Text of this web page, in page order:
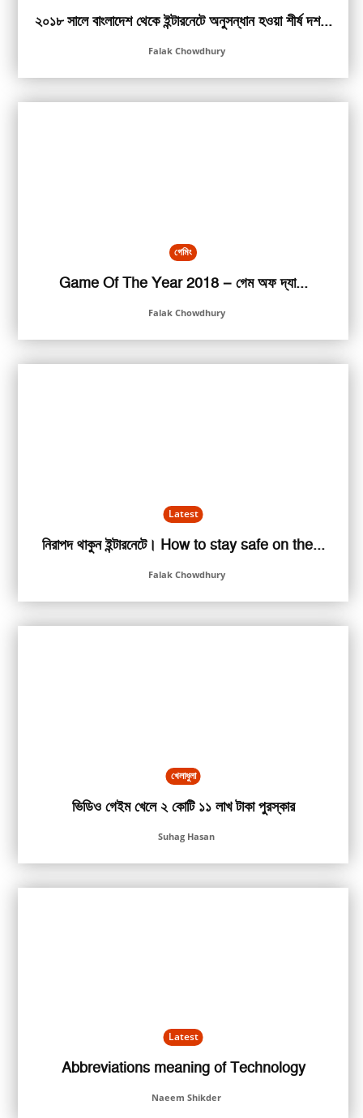
২০১৮ সালে বাংলাদেশ থেকে ইন্টারনেটে অনুসন্ধান হওয়া শীর্ষ দশ...
Falak Chowdhury
গেমিং
Game Of The Year 2018 – গেম অফ দ্যা...
Falak Chowdhury
Latest
নিরাপদ থাকুন ইন্টারনেটে। How to stay safe on the...
Falak Chowdhury
খেলাধুলা
ভিডিও গেইম খেলে ২ কোটি ১১ লাখ টাকা পুরস্কার
Suhag Hasan
Latest
Abbreviations meaning of Technology
Naeem Shikder